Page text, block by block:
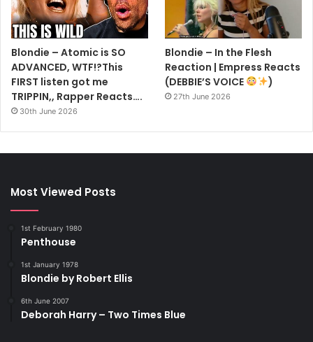
Blondie – Atomic is SO
ADVANCED, WTF!?This
FIRST listen got me
TRIPPIN,, Rapper Reacts….
30th June 2026
Blondie – In the Flesh
Reaction | Empress Reacts
(DEBBIE’S VOICE
)
27th June 2026
Most Viewed Posts
1st February 1980
Penthouse
1st January 1978
Blondie by Robert Ellis
6th June 2007
Deborah Harry – Two Times Blue